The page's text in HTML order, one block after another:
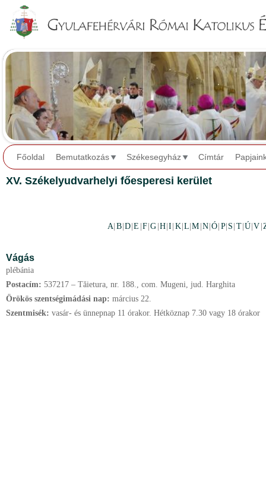
Főoldal Bemutatkozás Székesegyház Címtár
XV. Székelyudvarhelyi főesperesi kerület
A B |D |E F |G H |I K L |M N |Ó P| S T Ú |V
Vágás
plébánia
Postacím: 537217 – Tăietura, nr. 188., com. Mugeni, jud. Harghita
Örökös szentségimádási nap: március 22.
Szentmisék: vasár- és ünnepnap 11 órakor. Hétköznap 7.30 vagy 18 órakor